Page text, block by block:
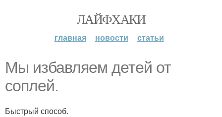
ЛАЙФХАКИ
главная новости статьи
Мы избавляем детей от
соплей.
Быстрый способ.